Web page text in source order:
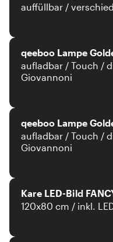
auffüllbar /
qeeboo Lampe
aufladbar / Touch /
Giovannoni
qeeboo Lampe
aufladbar / Touch /
Giovannoni
Kare LED-Bild
120x80 cm / inkl.